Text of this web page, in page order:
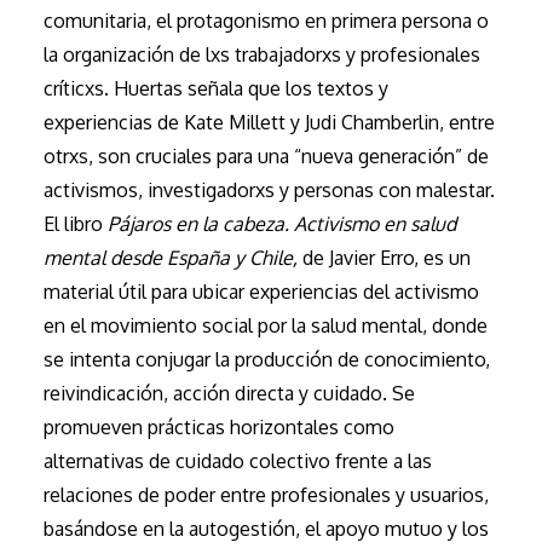
comunitaria, el protagonismo en primera persona o
la organización de lxs trabajadorxs y profesionales
críticxs. Huertas señala que los textos y
experiencias de Kate Millett y Judi Chamberlin, entre
otrxs, son cruciales para una “nueva generación” de
activismos, investigadorxs y personas con malestar.
El libro Pájaros en la cabeza. Activismo en salud
mental desde España y Chile, de Javier Erro, es un
material útil para ubicar experiencias del activismo
en el movimiento social por la salud mental, donde
se intenta conjugar la producción de conocimiento,
reivindicación, acción directa y cuidado. Se
promueven prácticas horizontales como
alternativas de cuidado colectivo frente a las
relaciones de poder entre profesionales y usuarios,
basándose en la autogestión, el apoyo mutuo y los